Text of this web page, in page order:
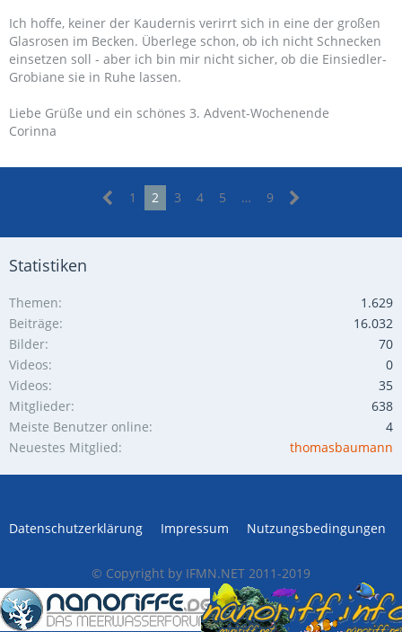
Ich hoffe, keiner der Kaudernis verirrt sich in eine der großen
Glasrosen im Becken. Überlege schon, ob ich nicht Schnecken
einsetzen soll - aber ich bin mir nicht sicher, ob die Einsiedler-
Grobiane sie in Ruhe lassen.
Liebe Grüße und ein schönes 3. Advent-Wochenende
Corinna
1 2 3 4 5 … 9
Statistiken
Themen
1.629
Beiträge
16.032
Bilder
70
Videos
0
Videos
35
Mitglieder
638
Meiste Benutzer online
4
Neuestes Mitglied
thomasbaumann
Datenschutzerklärung Impressum Nutzungsbedingungen
© Copyright by IFMN.NET 2011-2019